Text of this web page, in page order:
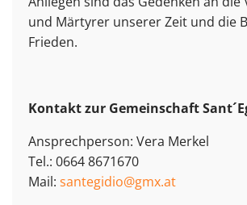
und Märtyrer unserer Zeit und die
Frieden.
Kontakt zur Gemeinschaft
Ansprechperson: Vera Merkel
Tel.: 0664 8671670
Mail: santegidio@gmx.at